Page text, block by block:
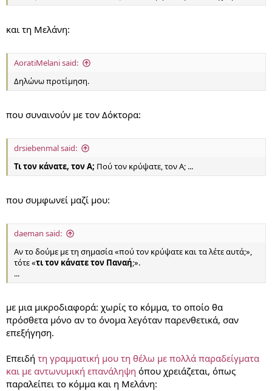
και τη Μελάνη:
AoratiMelani said:
Δηλώνω προτίμηση.
που συναινούν με τον Δόκτορα:
drsiebenmal said:
Τι τον κάνατε, τον Α; Πού τον κρύψατε, τον Α; ...
που συμφωνεί μαζί μου:
daeman said:
Αν το δούμε με τη σημασία «πού τον κρύψατε και τα λέτε αυτά;»,
τότε «τι τον κάνατε τον Παναή;».
...
με μια μικροδιαφορά: χωρίς το κόμμα, το οποίο θα
πρόσθετα μόνο αν το όνομα λεγόταν παρενθετικά, σαν
επεξήγηση.
Επειδή τη γραμματική μου τη θέλω με πολλά παραδείγματα
και με αντωνυμική επανάληψη όπου χρειάζεται, όπως
παραλείπει το κόμμα και η Μελάνη: